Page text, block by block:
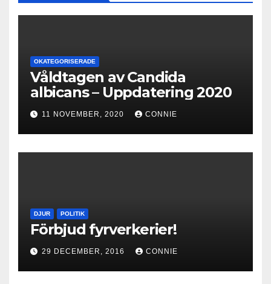
OKATEGORISERADE
Våldtagen av Candida
albicans – Uppdatering 2020
11 NOVEMBER, 2020 CONNIE
DJUR POLITIK
Förbjud fyrverkerier!
29 DECEMBER, 2016 CONNIE